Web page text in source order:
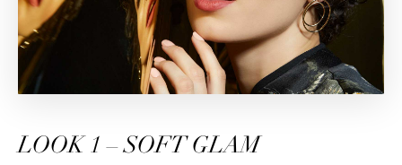
LOOK 1 – SOFT GLAM